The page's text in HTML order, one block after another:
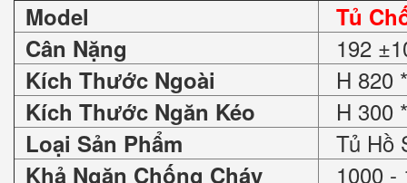
Model
Tủ
Cân Nặng
192
Kích Thước Ngoài H 820
Kích Thước Ngăn Kéo H 300
Loại Sản Phẩm Tủ Hồ
Khả Ngăn Chống Cháy 1000 -